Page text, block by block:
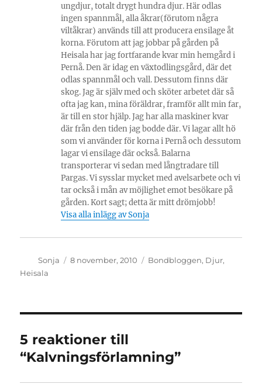
ungdjur, totalt drygt hundra djur. Här odlas
ingen spannmål, alla åkrar(förutom några
viltåkrar) används till att producera ensilage åt
korna. Förutom att jag jobbar på gården på
Heisala har jag fortfarande kvar min hemgård i
Pernå. Den är idag en växtodlingsgård, där det
odlas spannmål och vall. Dessutom finns där
skog. Jag är själv med och sköter arbetet där så
ofta jag kan, mina föräldrar, framför allt min far,
är till en stor hjälp. Jag har alla maskiner kvar
där från den tiden jag bodde där. Vi lagar allt hö
som vi använder för korna i Pernå och dessutom
lagar vi ensilage där också. Balarna
transporterar vi sedan med långtradare till
Pargas. Vi sysslar mycket med avelsarbete och vi
tar också i mån av möjlighet emot besökare på
gården. Kort sagt; detta är mitt drömjobb!
Visa alla inlägg av Sonja
Författare
Sonja
Publicerat
8 november, 2010 Kategorier
Bondbloggen, Djur,
Heisala
5 reaktioner till
“Kalvningsförlamning”